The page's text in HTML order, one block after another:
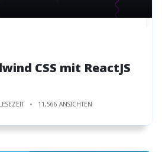
CSS mit ReactJS
11,566 ANSICHTEN